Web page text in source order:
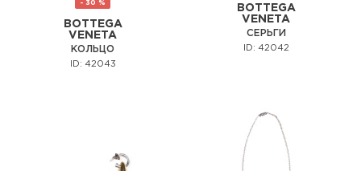
- 30 %
BOTTEGA
VENETA
КОЛЬЦО
ID: 42043
BOTTEGA
VENETA
СЕРЬГИ
ID: 42042